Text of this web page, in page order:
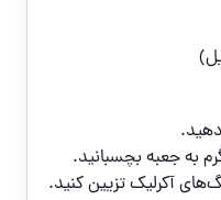
به جعبه بچسبانید.
آکرلیک تزیین کنید.